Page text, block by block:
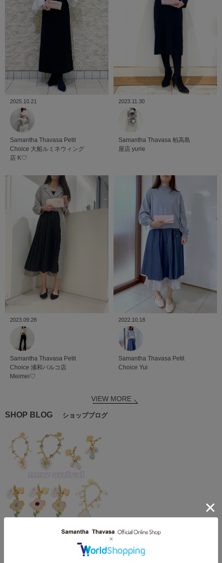
2025.10.21
Samantha Thavasa Petit
Choice 大船ルミネウィング
店 K♡
2023.11.30
Samantha Thavasa 柏高島
屋店 yurie
2023.09.28
Samantha Thavasa Petit
Choice 浦和パルコ店
Meimei♡
2022.10.18
Samantha Thavasa Petit
Choice Yui
VIEW MORE
SHOP BLOG ショップブログ